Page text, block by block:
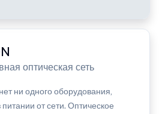
оптическая сеть
ни одного оборудования,
от сети. Оптическое